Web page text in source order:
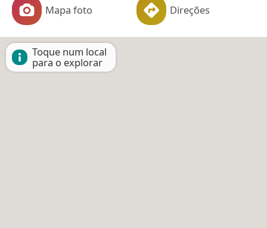
Mapa foto Direções
Toque num local
para o explorar